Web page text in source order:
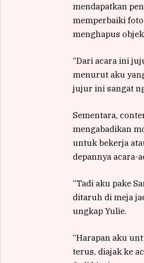
mendapatkan
memperbaiki
menghapus
“Dari acara ini
menurut aku
jujur ini sangat
Sementara,
mengabadikan
untuk bekerja
depannya acara-
“Tadi aku pake
ditaruh di meja
ungkap Yulie.
“Harapan aku
terus, diajak ke